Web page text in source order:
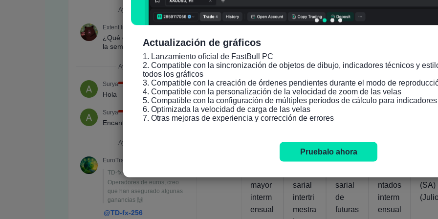
Actual
55.1 07
Ago.,
Actual
54.1 07
Ago.,
2026
trimest
Actual
78.5% 13
Mar.,
2026
nual
Actual
12.4% 24
Jul.,
2026
Actual
-
Canad
mayor
interm
ensual
Benefi
cio
sarial
intertri
mestra
Panor
ama
sarial
de
futuras
ntados
interm
ensual
(SA)
Actualización de gráficos
1. Lanzamiento oficial de FastBull PC
2. Compatible con la sincronización de objetos de dibujo, indicadores técnicos y
todos los gráficos
3. Compatible con la creación de órdenes pendientes durante el modo de
4. Compatible con la personalización de la velocidad de zoom de las velas
5. Compatible con la configuración de múltiples períodos de cálculo para
6. Optimizada la velocidad de carga de las velas
7. Otras mejoras de experiencia y corrección de errores
Pruebalo ahora